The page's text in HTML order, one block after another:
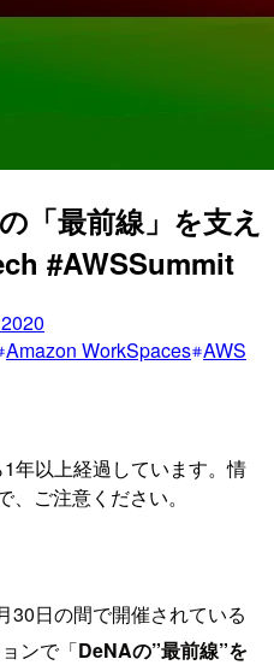
「最前線」を支え
#AWSSummit
Amazon WorkSpaces AWS
年以上経過しています。情
ご注意ください。
30日の間で開催されている
ンで「DeNAの”最前線”を